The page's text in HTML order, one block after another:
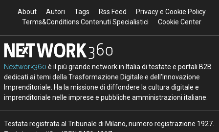
About Autori Tags Rss Feed
Privacy e Cookie Policy
Terms&Conditions Contenuti Specialistici
Cookie Center
Nextwork360 è il più grande network in Italia di testate e portali B2B
dedicati ai temi della Trasformazione Digitale e dell’Innovazione
Imprenditoriale. Ha la missione di diffondere la cultura digitale e
imprenditoriale nelle imprese e pubbliche amministrazioni italiane.
Testata registrata al Tribunale di Milano, numero registrazione 1927.